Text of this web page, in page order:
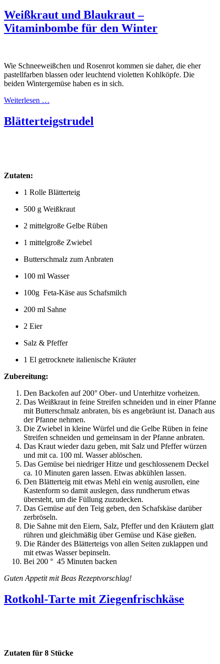
Weißkraut und Blaukraut –
Vitaminbombe für den Winter
Wie Schneeweißchen und Rosenrot kommen sie daher, die eher
pastellfarben blassen oder leuchtend violetten Kohlköpfe. Die
beiden Wintergemüse haben es in sich.
Weiterlesen …
Blätterteigstrudel
Zutaten:
1 Rolle Blätterteig
500 g Weißkraut
2 mittelgroße Gelbe Rüben
1 mittelgroße Zwiebel
Butterschmalz zum Anbraten
100 ml Wasser
100g Feta-Käse aus Schafsmilch
200 ml Sahne
2 Eier
Salz & Pfeffer
1 El getrocknete italienische Kräuter
Zubereitung:
Den Backofen auf 200° Ober- und Unterhitze vorheizen.
Das Weißkraut in feine Streifen schneiden und in einer Pfanne
mit Butterschmalz anbraten, bis es angebräunt ist. Danach aus
der Pfanne nehmen.
Die Zwiebel in kleine Würfel und die Gelbe Rüben in feine
Streifen schneiden und gemeinsam in der Pfanne anbraten.
Das Kraut wieder dazu geben, mit Salz und Pfeffer würzen
und mit ca. 100 ml. Wasser ablöschen.
Das Gemüse bei niedriger Hitze und geschlossenem Deckel
ca. 10 Minuten garen lassen. Etwas abkühlen lassen.
Den Blätterteig mit etwas Mehl ein wenig ausrollen, eine
Kastenform so damit auslegen, dass rundherum etwas
übersteht, um die Füllung zuzudecken.
Das Gemüse auf den Teig geben, den Schafskäse darüber
zerbröseln.
Die Sahne mit den Eiern, Salz, Pfeffer und den Kräutern glatt
rühren und gleichmäßig über Gemüse und Käse gießen.
Die Ränder des Blätterteigs von allen Seiten zuklappen und
mit etwas Wasser bepinseln.
Bei 200 ° 45 Minuten backen
Guten Appetit mit Beas Rezeptvorschlag!
Rotkohl-Tarte mit Ziegenfrischkäse
Zutaten für 8 Stücke